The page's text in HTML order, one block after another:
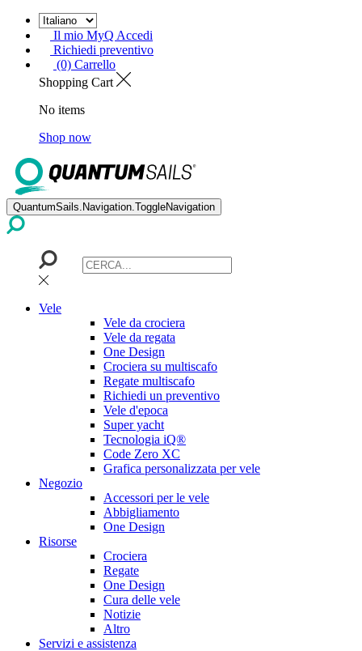
Il mio MyQ Accedi
Richiedi preventivo
(0) Carrello
Shopping Cart
No items
Shop now
QuantumSails.Navigation.ToggleNavigation
Vele
Vele da crociera
Vele da regata
One Design
Crociera su multiscafo
Regate multiscafo
Richiedi un preventivo
Vele d'epoca
Super yacht
Tecnologia iQ®
Code Zero XC
Grafica personalizzata per vele
Negozio
Accessori per le vele
Abbigliamento
One Design
Risorse
Crociera
Regate
One Design
Cura delle vele
Notizie
Altro
Servizi e assistenza